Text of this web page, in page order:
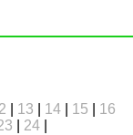
13 14| 15
16
24|